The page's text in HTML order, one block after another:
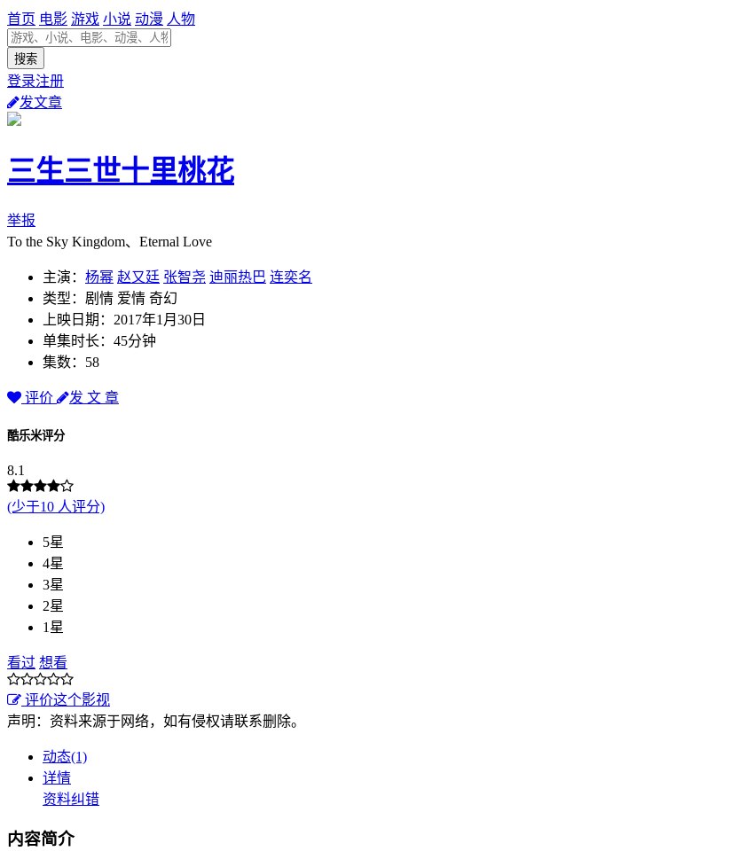
首页 电影 游戏 小说 动漫 人物
登录注册
发文章
三生三世十里桃花
举报
To the Sky Kingdom、Eternal Love
主演： 杨幂 赵又廷 张智尧 迪丽热巴 连奕名
类型：剧情 爱情 奇幻
上映日期：2017年1月30日
单集时长：45分钟
集数：58
评价 发 文 章
酷乐米评分
8.1
(少于10 人评分)
5星
4星
3星
2星
1星
看过 想看
评价这个影视
声明：资料来源于网络，如有侵权请联系删除。
动态(1)
详情
资料纠错
内容简介